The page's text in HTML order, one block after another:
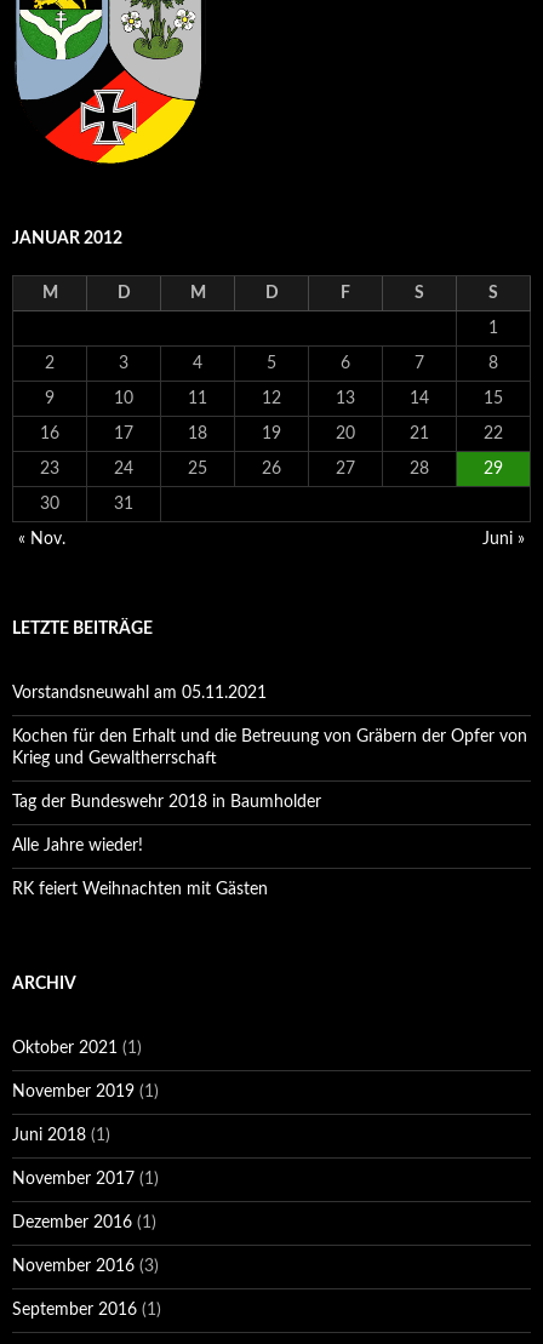
JANUAR 2012
M D M D F S S
1
2 3 4 5 6 7 8
9 10 11 12 13 14 15
16 17 18 19 20 21 22
23 24 25 26 27 28 29
30 31
« Nov. Juni »
LETZTE BEITRÄGE
Vorstandsneuwahl am 05.11.2021
Kochen für den Erhalt und die Betreuung von Gräbern der Opfer von
Krieg und Gewaltherrschaft
Tag der Bundeswehr 2018 in Baumholder
Alle Jahre wieder!
RK feiert Weihnachten mit Gästen
ARCHIV
Oktober 2021 (1)
November 2019 (1)
Juni 2018 (1)
November 2017 (1)
Dezember 2016 (1)
November 2016 (3)
September 2016 (1)